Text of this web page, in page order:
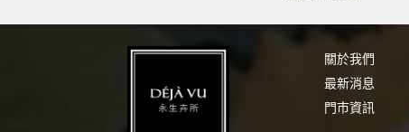
關於我們
最新消息
門市資訊